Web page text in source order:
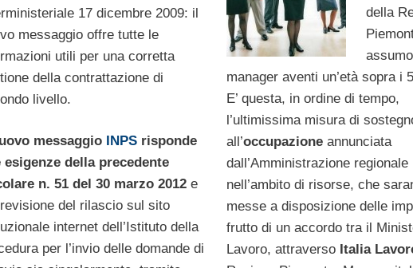
17 dicembre 2009: il
messaggio offre tutte le
utili per una corretta
della contrattazione di
livello.
messaggio INPSrisponde
esigenze della precedente
n. 51 del 30 marzo 2012e
del rilascio sul sito
internet dell’Istituto della
per l’invio delle domande di
della
manager aventi un’età sopra i
E’ questa, in ordine di tempo,
l’ultimissima misura di
all’occupazioneannunciata
dall’Amministrazione regionale
nell’ambito di risorse, che
messe a disposizione delle
frutto di un accordo tra il
Lavoro, attraverso Italia